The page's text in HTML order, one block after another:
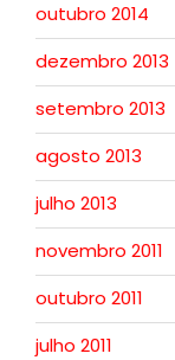
outubro 2014
dezembro 2013
setembro 2013
agosto 2013
julho 2013
novembro 2011
outubro 2011
julho 2011